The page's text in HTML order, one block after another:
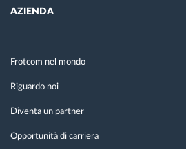
AZIENDA
Frotcom nel mondo
Riguardo noi
Diventa un partner
Opportunità di carriera